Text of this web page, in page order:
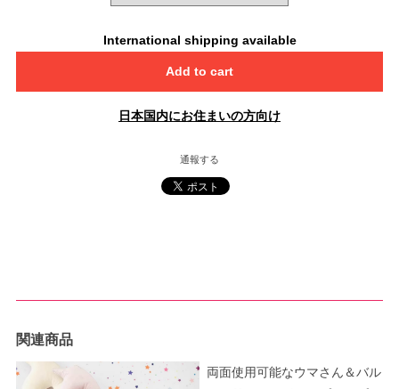
International shipping available
Add to cart
日本国内にお住まいの方向け
通報する
関連商品
両面使用可能なウマさん＆バル